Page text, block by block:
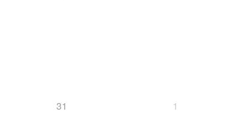
31 1